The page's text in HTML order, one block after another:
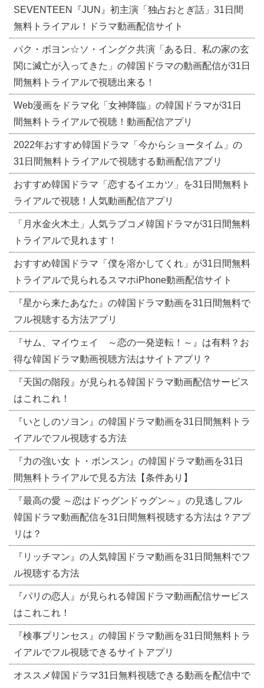
SEVENTEEN『JUN』初主演「独占おとぎ話」31日間
無料トライアル！ドラマ動画配信サイト
パク・ボヨン☆ソ・イングク共演「ある日、私の家の玄
関に滅亡が入ってきた」の韓国ドラマの動画配信が31日
間無料トライアルで視聴出来る！
Web漫画をドラマ化「女神降臨」の韓国ドラマが31日
間無料トライアルで視聴！動画配信アプリ
2022年おすすめ韓国ドラマ「今からショータイム」の
31日間無料トライアルで視聴する動画配信アプリ
おすすめ韓国ドラマ「恋するイエカツ」を31日間無料ト
ライアルで視聴！人気動画配信アプリ
「月水金火木土」人気ラブコメ韓国ドラマが31日間無料
トライアルで見れます！
おすすめ韓国ドラマ「僕を溶かしてくれ」が31日間無料
トライアルで見られるスマホiPhone動画配信サイト
『星から来たあなた』の韓国ドラマ動画を31日間無料で
フル視聴する方法アプリ
『サム、マイウェイ ～恋の一発逆転！～』は有料？お
得な韓国ドラマ動画視聴方法はサイトアプリ？
『天国の階段』が見られる韓国ドラマ動画配信サービス
はこれこれ！
『いとしのソヨン』の韓国ドラマ動画を31日間無料トラ
イアルでフル視聴する方法
『力の強い女 ト・ボンスン』の韓国ドラマ動画を31日
間無料トライアルで見る方法【条件あり】
『最高の愛 ～恋はドゥグンドゥグン～』の見逃しフル
韓国ドラマ動画配信を31日間無料視聴する方法は？アプ
リは？
『リッチマン』の人気韓国ドラマ動画を31日間無料でフ
ル視聴する方法
『パリの恋人』が見られる韓国ドラマ動画配信サービス
はこれこれ！
『検事プリンセス』の韓国ドラマ動画を31日間無料トラ
イアルでフル視聴できるサイトアプリ
オススメ韓国ドラマ31日無料視聴できる動画を配信中で